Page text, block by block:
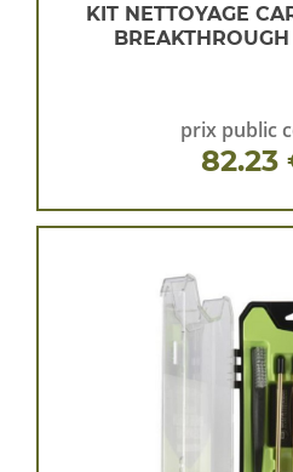
KIT NETTOYAGE
prix public
82.23